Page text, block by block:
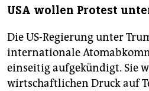
USA wollen Protest
Die US-Regierung unter
internationale
einseitig aufgekündigt. Sie
wirtschaftlichen Druck auf